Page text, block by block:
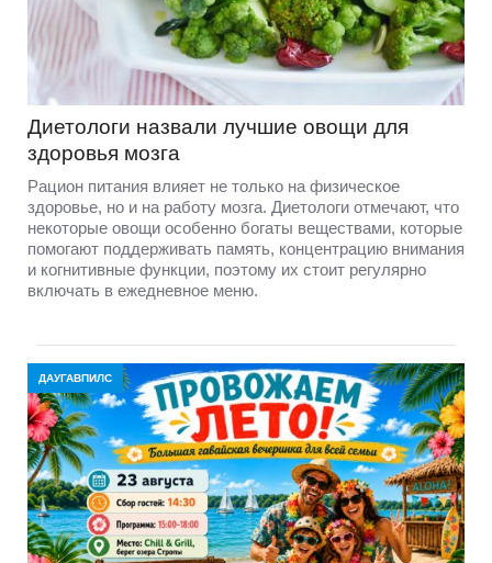
Диетологи назвали лучшие овощи для
здоровья мозга
Рацион питания влияет не только на физическое
здоровье, но и на работу мозга. Диетологи отмечают, что
некоторые овощи особенно богаты веществами, которые
помогают поддерживать память, концентрацию внимания
и когнитивные функции, поэтому их стоит регулярно
включать в ежедневное меню.
ДАУГАВПИЛС